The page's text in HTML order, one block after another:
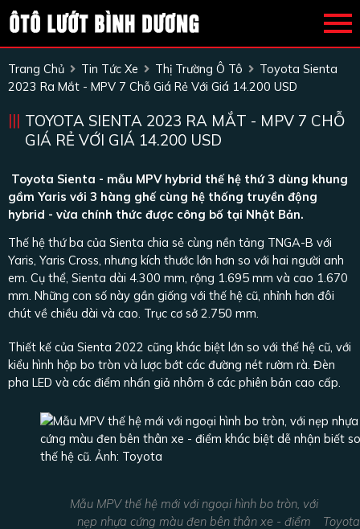
Trang Chủ Tin Tức Xe Thị Trường Ô Tô
Toyota Sienta
2023 Ra Mắt - MPV 7 Chỗ Giá Rẻ Với Giá 14.200 USD
TOYOTA SIENTA 2023 RA MẮT - MPV 7 CHỖ
GIÁ RẺ VỚI GIÁ 14.200 USD
Toyota Sienta - mẫu MPV hybrid thế hệ thứ 3 dùng khung
gầm Yaris với 3 hàng ghế cùng hệ thống truyền động
hybrid - vừa chính thức được công bố tại Nhật Bản.
Thế hệ thứ ba của Sienta chia sẻ cùng nền tảng TNGA-B với
Yaris, Yaris Cross, nhưng kích thước lớn hơn so với hai người anh
em. Cụ thể, Sienta dài 4.300 mm, rộng 1.695 mm và cao 1.670
mm. Những con số này gần giống với thế hệ cũ, nhỉnh hơn đôi
chút về chiều dài và cao. Trục cơ sở 2.750 mm.
Thiết kế của Sienta 2022 cũng khác biệt lớn so với thế hệ cũ, với
kiểu hình hộp bo tròn và lược bớt các đường nét rườm rà. Đèn
pha LED và các điểm nhấn giả nhôm ở các phiên bản cao cấp.
Mẫu MPV thế hệ mới với ngoại hình bo tròn, với
nẹp nhựa cứng màu đen bên thân xe - điểm
Toyota